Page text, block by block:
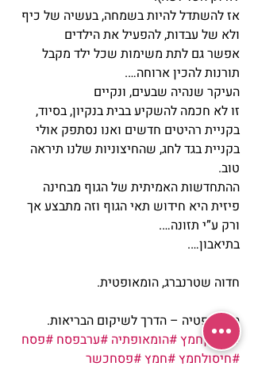
אז להשתדל להיות בשמחה, בעשיה של כיף
ולא של עבדות, להפעיל את הילדים
אפשר גם לתת משימות שכל ילד מקבל
תורנות להכין ארוחה….
העיקר שנהיה שבעים, ונקיים
זו לא חכמה להשקיע בבית בנקיון, בסיוד,
בקניית רהיטים חדשים ואנו נסתפק אולי
בקניית בגד לחג, שהחיצוניות שלנו תיראה
טוב.
ההתחדשות האמיתית של הגוף מבחינה
פיזית היא חידוש תאי הגוף וזה מתבצע אך
ורק ע”י תזונה….
בתיאבון….
חדוה שטרנברג, הומאופטית.
הומאופטיה – הדרך לשיקום הבריאות.
#ניקיוןחמץ#הומאופתיה #ערבפסח #פסח
#חיסולחמץ#חמץ#פסחכשר